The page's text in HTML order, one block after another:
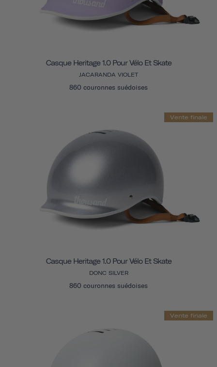
Casque Heritage 1.0 Pour Vélo Et Skate
JACARANDA VIOLET
860 couronnes suédoises
Vente finale
Casque Heritage 1.0 Pour Vélo Et Skate
DONC SILVER
860 couronnes suédoises
Vente finale